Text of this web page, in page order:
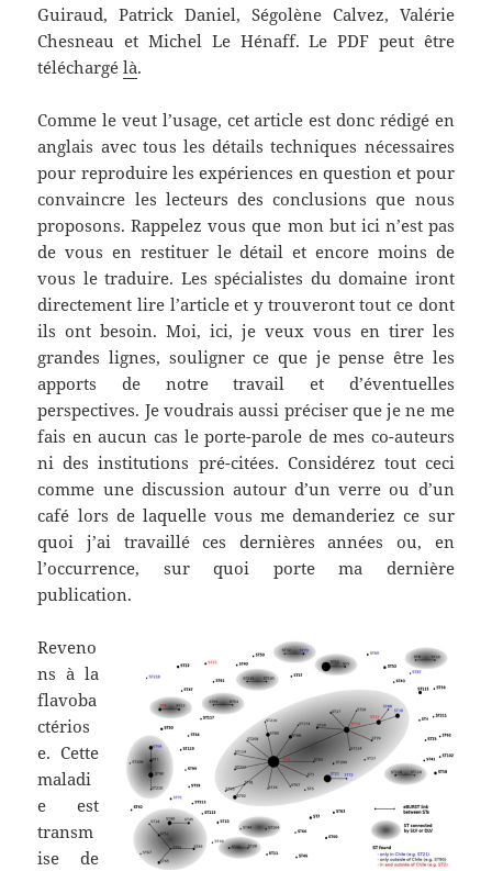
Guiraud, Patrick Daniel, Ségolène Calvez, Valérie
Chesneau et Michel Le Hénaff. Le PDF peut être
téléchargélà.
Comme le veut l’usage, cet article est donc rédigé en
anglais avec tous les détails techniques nécessaires
pour reproduire les expériences en question et pour
convaincre les lecteurs des conclusions que nous
proposons. Rappelez vous que mon but ici n’est pas
de vous en restituer le détail et encore moins de
vous le traduire. Les spécialistes du domaine iront
directement lire l’article et y trouveront tout ce dont
ils ont besoin. Moi, ici, je veux vous en tirer les
grandes lignes, souligner ce que je pense être les
apports de notre travail et d’éventuelles
perspectives. Je voudrais aussi préciser que je ne me
fais en aucun cas le porte-parole de mes co-auteurs
ni des institutions pré-citées. Considérez tout ceci
comme une discussion autour d’un verre ou d’un
café lors de laquelle vous me demanderiez ce sur
quoi j’ai travaillé ces dernières années ou, en
l’occurrence, sur quoi porte ma dernière
publication.
Reveno
ns à la
flavoba
ctérios
e. Cette
maladi
e est
transm
ise de